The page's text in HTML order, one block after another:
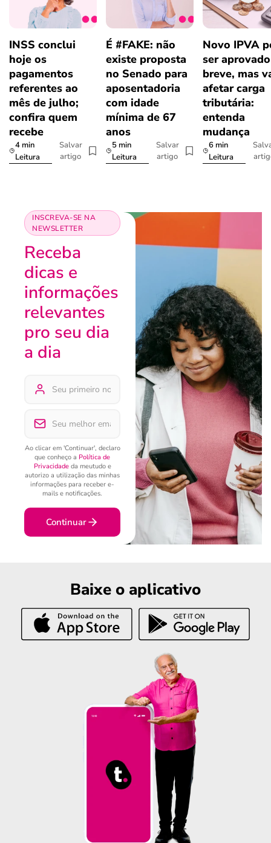
INSS conclui
hoje os
pagamentos
referentes ao
mês de julho;
confira quem
recebe
4 min
Leitura
Salvar
artigo
É #FAKE: não
existe proposta
no Senado para
aposentadoria
com idade
mínima de 67
anos
5 min
Leitura
Salvar
artigo
Novo IPVA
ser
breve, mas
afetar carga
tributária:
entenda
mudança
6 min
Leitura
INSCREVA-SE NA
NEWSLETTER
Receba
dicas e
informações
relevantes
pro seu dia
a dia
Ao clicar em 'Continuar', declaro
que conheço a Política de
Privacidadeda meutudo e
autorizo a utilização das minhas
informações para receber e-
mails e notificações.
Continuar
Baixe o aplicativo